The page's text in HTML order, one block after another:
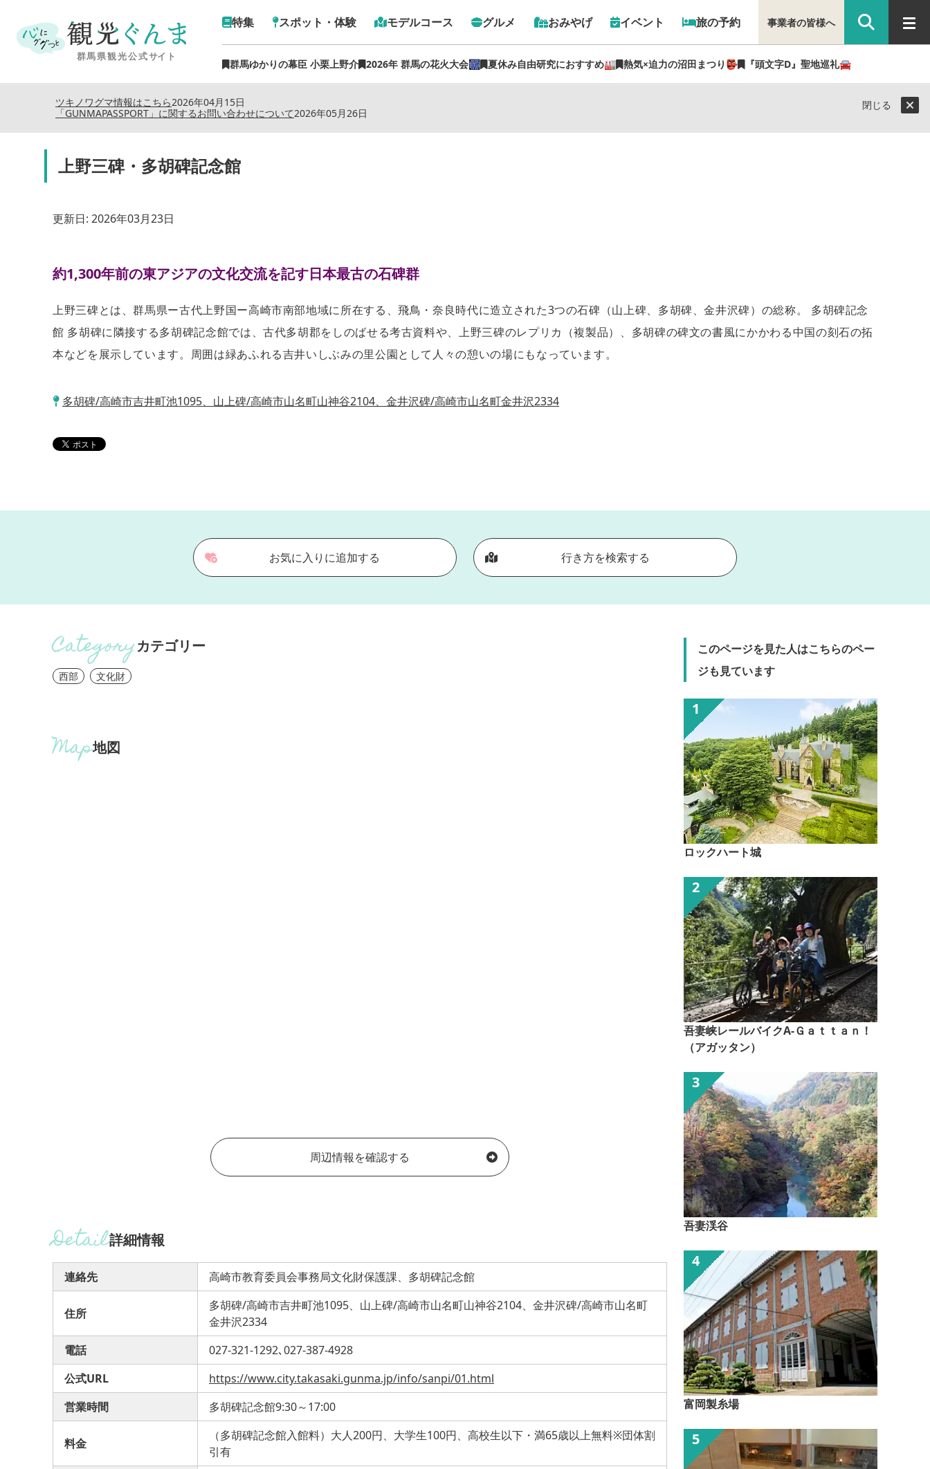
特集 スポット・体験 モデルコース グルメ おみやげ イベント 旅の予約
群馬ゆかりの幕臣 小栗上野介 2026年 群馬の花火大会🎆 夏休み自由研究におすすめ🏭 熱気×迫力の沼田まつり👺 『頭文字D』聖地巡礼🚘
事業者の皆様へ
2026年04月15日
ツキノワグマ情報はこちら
2026年05月26日
「GUNMAPASSPORT」に関するお問い合わせについて
閉じる
上野三碑・多胡碑記念館
更新日: 2026年03月23日
約1,300年前の東アジアの文化交流を記す日本最古の石碑群
上野三碑とは、群馬県ー古代上野国ー高崎市南部地域に所在する、飛鳥・奈良時代に造立された3つの石碑（山上碑、多胡碑、金井沢碑）の総称。 多胡碑記念
館 多胡碑に隣接する多胡碑記念館では、古代多胡郡をしのばせる考古資料や、上野三碑のレプリカ（複製品）、多胡碑の碑文の書風にかかわる中国の刻石の拓
本などを展示しています。周囲は緑あふれる吉井いしぶみの里公園として人々の憩いの場にもなっています。
多胡碑/高崎市吉井町池1095、山上碑/高崎市山名町山神谷2104、金井沢碑/高崎市山名町金井沢2334
お気に入りに追加する 行き方を検索する
カテゴリー
西部 文化財
地図
周辺情報を確認する
詳細情報
連絡先 高崎市教育委員会事務局文化財保護課、多胡碑記念館
住所
多胡碑/高崎市吉井町池1095、山上碑/高崎市山名町山神谷2104、金井沢碑/高崎市山名町
金井沢2334
電話
027-321-1292､027-387-4928
公式URL
https://www.city.takasaki.gunma.jp/info/sanpi/01.html
営業時間
多胡碑記念館9:30～17:00
料金
（多胡碑記念館入館料）大人200円、大学生100円、高校生以下・満65歳以上無料※団体割
引有
このページを見た人はこちらのペー
ジも見ています
ロックハート城
吾妻峡レールバイクA-Ｇａｔｔａｎ！
（アガッタン）
吾妻渓谷
富岡製糸場